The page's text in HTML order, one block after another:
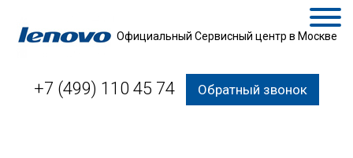
Официальный Сервисный центр в Москве
+7 (499) 110 45 74 Обратный звонок